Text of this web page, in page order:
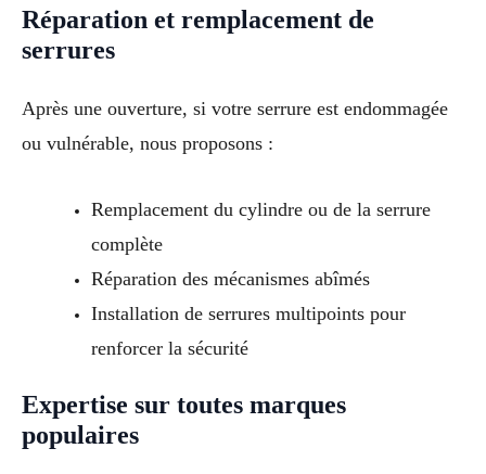
Réparation et remplacement de
serrures
Après une ouverture, si votre serrure est endommagée
ou vulnérable, nous proposons :
Remplacement du cylindre ou de la serrure
complète
Réparation des mécanismes abîmés
Installation de serrures multipoints pour
renforcer la sécurité
Expertise sur toutes marques
populaires